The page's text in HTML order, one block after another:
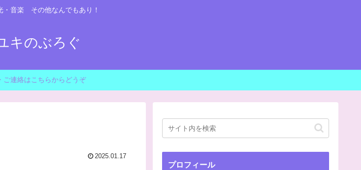
・音楽 その他なんでもあり！
キのぶろぐ
ご連絡はこちらからどうぞ
2025.01.17
プロフィール